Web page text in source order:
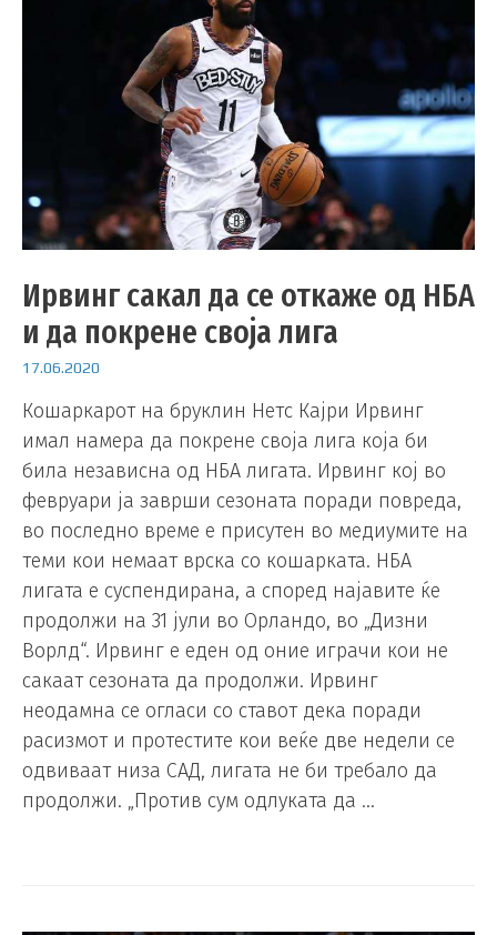
Ирвинг сакал да се откаже од НБА
и да покрене своја лига
17.06.2020
Кошаркарот на бруклин Нетс Кајри Ирвинг
имал намера да покрене своја лига која би
била независна од НБА лигата. Ирвинг кој во
февруари ја заврши сезоната поради повреда,
во последно време е присутен во медиумите на
теми кои немаат врска со кошарката. НБА
лигата е суспендирана, а според најавите ќе
продолжи на 31 јули во Орландо, во „Дизни
Ворлд“. Ирвинг е еден од оние играчи кои не
сакаат сезоната да продолжи. Ирвинг
неодамна се огласи со ставот дека поради
расизмот и протестите кои веќе две недели се
одвиваат низа САД, лигата не би требало да
продолжи. „Против сум одлуката да …